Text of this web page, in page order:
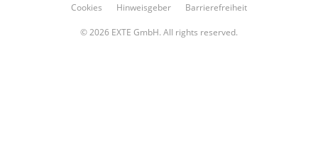
Cookies
Hinweisgeber Barrierefreiheit
© 2026 EXTE GmbH. All rights reserved.